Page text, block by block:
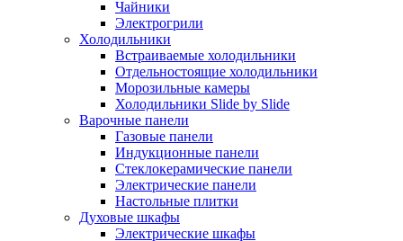
Чайники
Электрогрили
Холодильники
Встраиваемые холодильники
Отдельностоящие холодильники
Морозильные камеры
Холодильники Slide by Slide
Варочные панели
Газовые панели
Индукционные панели
Стеклокерамические панели
Электрические панели
Настольные плитки
Духовые шкафы
Электрические шкафы